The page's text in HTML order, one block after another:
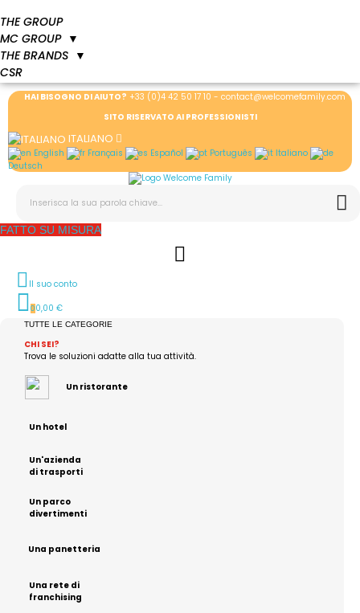
THE GROUP
MC GROUP ▼
THE BRANDS ▼
CSR
HAI BISOGNO DI AIUTO? +33 (0)4 42 50 17 10 - contact@welcomefamily.com
SITO RISERVATO AI PROFESSIONISTI
ITALIANO
English Français Español Português
Italiano
Deutsch
FATTO SU MISURA
Il suo conto
00,00 €
TUTTE LE CATEGORIE
CHI SEI?
Trova le soluzioni adatte alla tua attività.
Un ristorante
Un hotel
Un'azienda
di trasporti
Un parco
divertimenti
Una panetteria
Una rete di
franchising